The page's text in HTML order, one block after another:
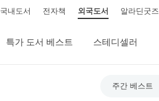
중고 외서
국내도서 전자책 외국도서 알라딘굿즈
특가 도서 베스트 스테디셀러
주간 베스트